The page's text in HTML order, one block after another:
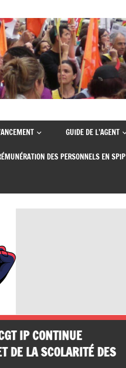
GUIDE DE L’AGENT
DES PERSONNELS EN SPIP
IP CONTINUE
DE LA SCOLARITÉ DES